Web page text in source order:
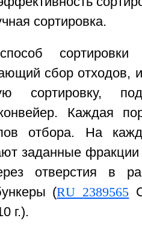
сортировка.
сбор отходов,
сортировку,
Каждая
отбора. На
заданные
отверстия в
(RU 2389565
г.).